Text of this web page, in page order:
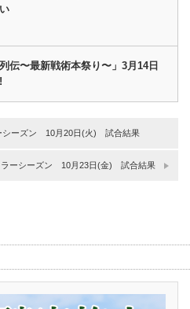
列伝〜最新戦術本祭り〜」3月14日
シーズン 10月20日(火) 試合結果
ラーシーズン 10月23日(金) 試合結果